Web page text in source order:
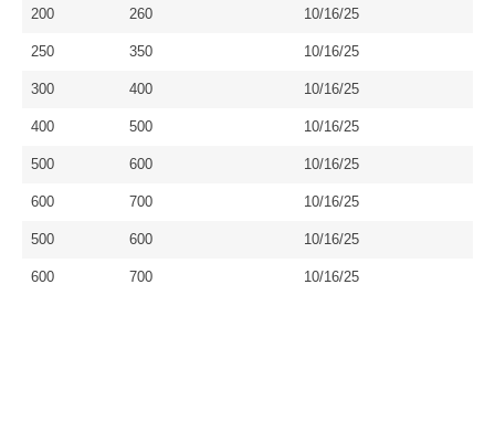
200 260 10/16/25
250 350 10/16/25
300 400 10/16/25
400 500 10/16/25
500 600 10/16/25
600 700 10/16/25
500 600 10/16/25
600 700 10/16/25